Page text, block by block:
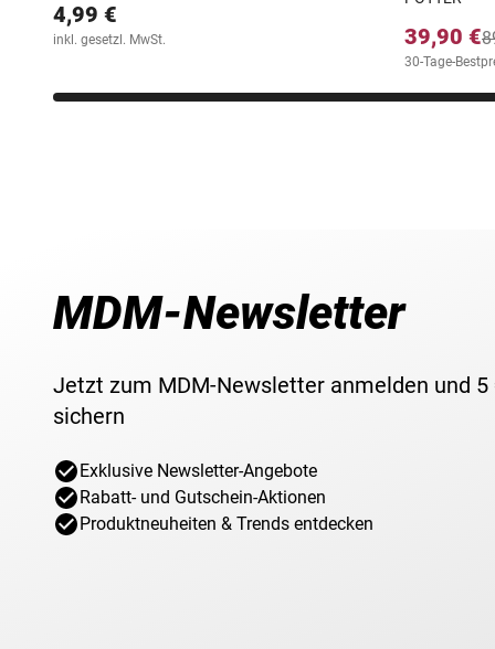
4,99 €
inkl. gesetzl. MwSt. 39,90 €
30-Tage-
MDM-Newsletter
Jetzt zum MDM-Newsletter anmelden und
sichern
Exklusive Newsletter-Angebote
Rabatt- und Gutschein-Aktionen
Produktneuheiten & Trends entdecken